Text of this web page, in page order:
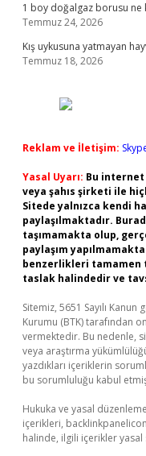
1 boy doğalgaz borusu ne
Temmuz 24, 2026
Kış uykusuna yatmayan
Temmuz 18, 2026
Reklam ve İletişim:
Yasal Uyarı: Bu
veya şahıs şirketi ile
Sitede yalnızca kendi
paylaşılmaktadır.
taşımamakta olup,
paylaşım
benzerlikleri tamamen
taslak halindedir ve
Sitemiz, 5651 Sayılı
Kurumu (BTK) tarafından
vermektedir. Bu nedenle,
veya araştırma
yazdıkları içeriklerin
bu sorumluluğu kabul etmiş
Hukuka ve yasal
içerikleri,
halinde, ilgili içerikler yasal